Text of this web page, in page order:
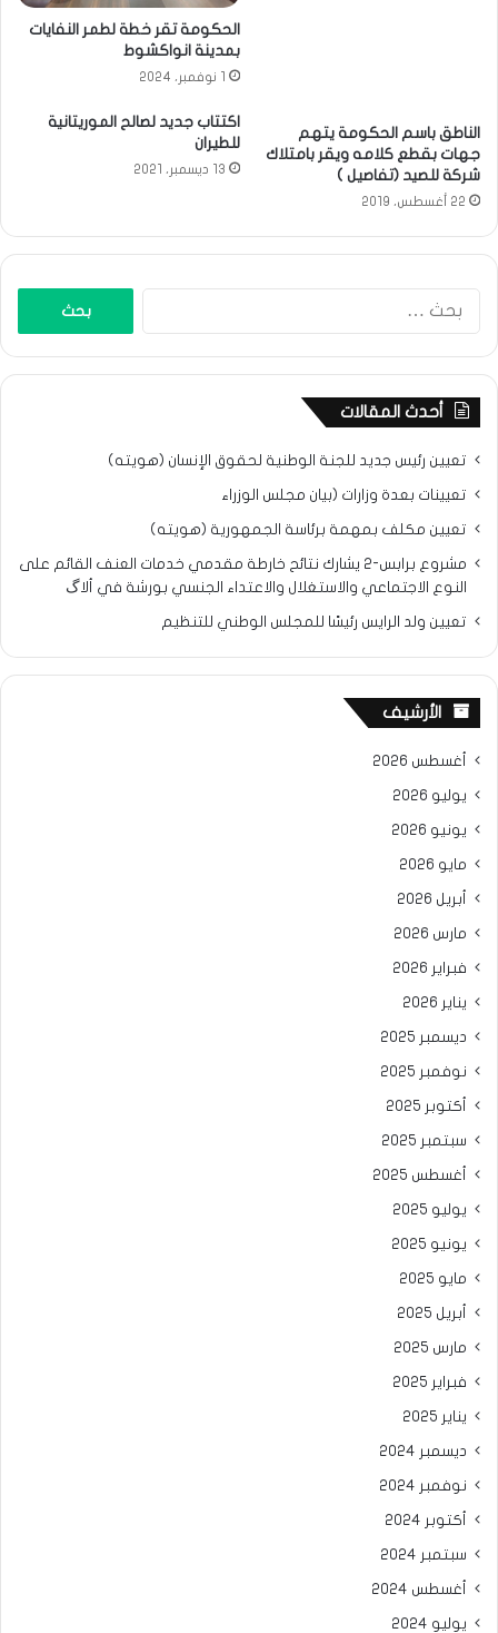
الحكومة تقر خطة لطمر النفايات
بمدينة انواكشوط
1 نوفمبر، 2024
الناطق باسم الحكومة يتهم
جهات بقطع كلامه ويقر بامتلاك
شركة للصيد (تفاصيل )
22 أغسطس، 2019
اكتتاب جديد لصالح الموريتانية
للطيران
13 ديسمبر، 2021
أحدث المقالات
تعيين رئيس جديد للجنة الوطنية لحقوق الإنسان (هويته)
تعيينات بعدة وزارات (بيان مجلس الوزراء
تعيين مكلف بمهمة برئاسة الجمهورية (هويته)
مشروع برابس-2 يشارك نتائح خارطة مقدمي خدمات العنف القائم على
النوع الاجتماعي والاستغلال والاعتداء الجنسي بورشة في ألاگ
تعيين ولد الرايس رئيسًا للمجلس الوطني للتنظيم
الأرشيف
أغسطس 2026
يوليو 2026
يونيو 2026
مايو 2026
أبريل 2026
مارس 2026
فبراير 2026
يناير 2026
ديسمبر 2025
نوفمبر 2025
أكتوبر 2025
سبتمبر 2025
أغسطس 2025
يوليو 2025
يونيو 2025
مايو 2025
أبريل 2025
مارس 2025
فبراير 2025
يناير 2025
ديسمبر 2024
نوفمبر 2024
أكتوبر 2024
سبتمبر 2024
أغسطس 2024
يوليو 2024